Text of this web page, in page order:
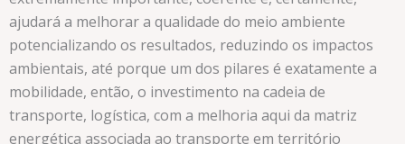
ajudará a melhorar a qualidade do meio ambiente
potencializando os resultados, reduzindo os impactos
ambientais, até porque um dos pilares é exatamente a
mobilidade, então, o investimento na cadeia de
transporte, logística, com a melhoria aqui da matriz
energética associada ao transporte em território